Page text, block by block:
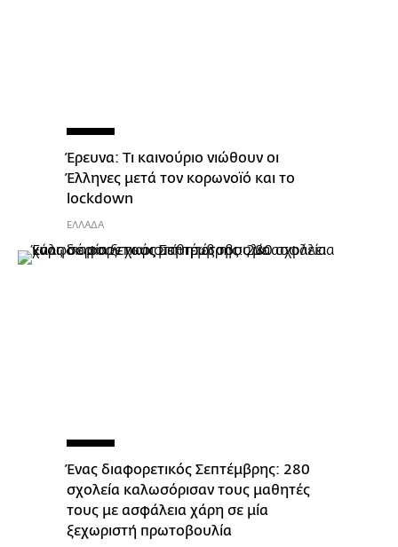
Έρευνα: Τι καινούριο νιώθουν οι
Έλληνες μετά τον κορωνοϊό και το
lockdown
ΕΛΛΑΔΑ
Ένας διαφορετικός Σεπτέμβρης: 280
σχολεία καλωσόρισαν τους μαθητές
τους με ασφάλεια χάρη σε μία
ξεχωριστή πρωτοβουλία